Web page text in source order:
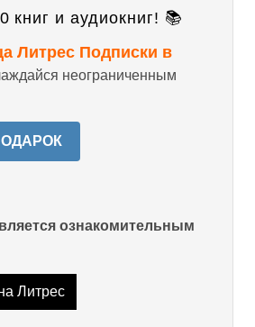
книг и аудиокниг! 📚
Литрес Подписки в
неограниченным
ознакомительным
Литрес